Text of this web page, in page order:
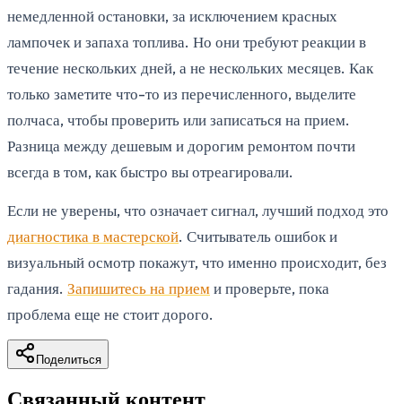
немедленной остановки, за исключением красных
лампочек и запаха топлива. Но они требуют реакции в
течение нескольких дней, а не нескольких месяцев. Как
только заметите что-то из перечисленного, выделите
полчаса, чтобы проверить или записаться на прием.
Разница между дешевым и дорогим ремонтом почти
всегда в том, как быстро вы отреагировали.
Если не уверены, что означает сигнал, лучший подход это
диагностика в мастерской. Считыватель ошибок и
визуальный осмотр покажут, что именно происходит, без
гадания. Запишитесь на приеми проверьте, пока
проблема еще не стоит дорого.
Поделиться